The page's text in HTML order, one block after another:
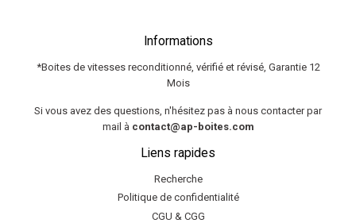
Informations
*Boites de vitesses reconditionné, vérifié et révisé, Garantie 12
Mois
Si vous avez des questions, n'hésitez pas à nous contacter par
mail à contact@ap-boites.com
Liens rapides
Recherche
Politique de confidentialité
CGU & CGG